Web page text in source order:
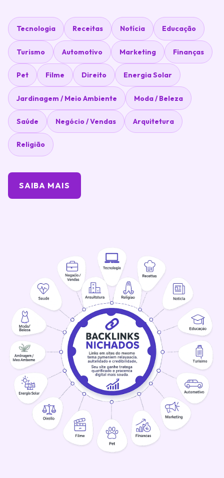
Tecnologia Receitas Notícia Educação
Turismo Automotivo Marketing Finanças
Pet Filme Direito Energia Solar
Jardinagem / Meio Ambiente Moda / Beleza
Saúde Negócio / Vendas Arquitetura
Religião
SAIBA MAIS